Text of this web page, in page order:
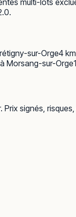
multi-lots
sur-Orge4 km
Morsang-sur-Orge
signés,